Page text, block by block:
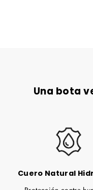
Una bota
Cuero Natural